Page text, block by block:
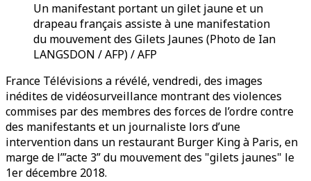
Un manifestant portant un gilet jaune et un
drapeau français assiste à une manifestation
du mouvement des Gilets Jaunes (Photo de Ian
LANGSDON / AFP) / AFP
France Télévisions a révélé, vendredi, des images
inédites de vidéosurveillance montrant des violences
commises par des membres des forces de l’ordre contre
des manifestants et un journaliste lors d’une
intervention dans un restaurant Burger King à Paris, en
marge de l’”acte 3” du mouvement des "gilets jaunes" le
1er décembre 2018.